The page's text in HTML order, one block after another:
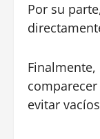
Por su
evitar